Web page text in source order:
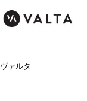
ヴァルタ